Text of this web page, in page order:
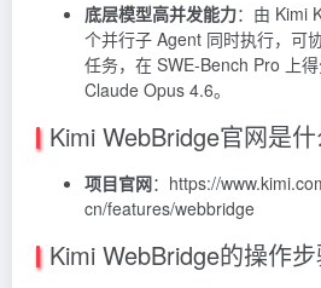
底层模型高并发能力：由 Kimi
个并行子 Agent 同时执行，可
任务，在 SWE-Bench Pro 上
Claude Opus 4.6。
Kimi WebBridge官网是
项目官网：https://
cn/features/webbridge
Kimi WebBridge的操作